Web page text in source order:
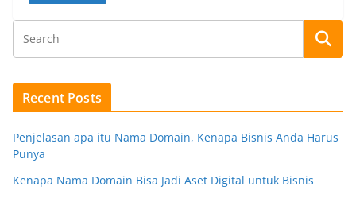
Recent Posts
Penjelasan apa itu Nama Domain, Kenapa Bisnis Anda Harus
Punya
Kenapa Nama Domain Bisa Jadi Aset Digital untuk Bisnis